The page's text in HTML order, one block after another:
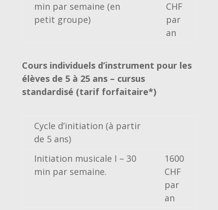
min par semaine (en
petit groupe)
CHF
par
an
Cours individuels d’instrument pour les
élèves de 5 à 25 ans – cursus
standardisé (tarif forfaitaire*)
Cycle d’initiation (à partir
de 5 ans)
Initiation musicale I – 30
min par semaine.
1600
CHF
par
an